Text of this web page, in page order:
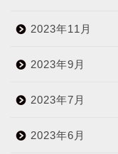
2023年11月
2023年9月
2023年7月
2023年6月